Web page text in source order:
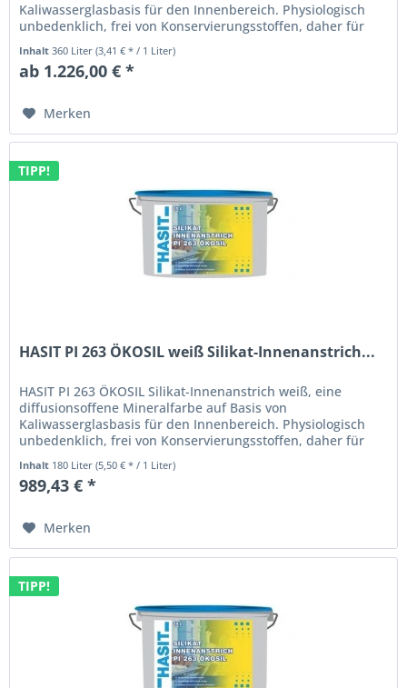
Kaliwasserglasbasis für den Innenbereich. Physiologisch
unbedenklich, frei von Konservierungsstoffen, daher für
Inhalt360 Liter(3,41 € * / 1 Liter)
ab 1.226,00 € *
Merken
TIPP!
HASIT PI 263 ÖKOSIL weiß Silikat-Innenanstrich...
HASIT PI 263 ÖKOSIL Silikat-Innenanstrich weiß, eine
diffusionsoffene Mineralfarbe auf Basis von
Kaliwasserglasbasis für den Innenbereich. Physiologisch
unbedenklich, frei von Konservierungsstoffen, daher für
Allergiker geeignet. Für...
Inhalt 180 Liter(5,50 € * / 1 Liter)
989,43 € *
Merken
TIPP!